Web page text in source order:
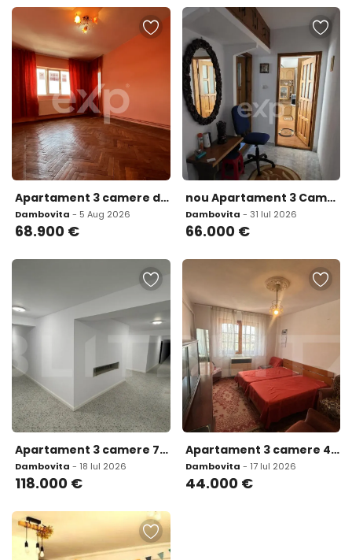
Apartament 3 camere dec 2 bai etajul 3 central Gaesti
Dambovita - 5 Aug 2026
68.900 €
nou Apartament 3 Camere - Etaj 2 Micro 4 Zona Digi
Dambovita - 31 Iul 2026
66.000 €
Apartament 3 camere 72 mp loc de parcare inclus complex S
Dambovita - 18 Iul 2026
118.000 €
Apartament 3 camere 40 mp etaj 3/4 zona Micro 9
Dambovita - 17 Iul 2026
44.000 €